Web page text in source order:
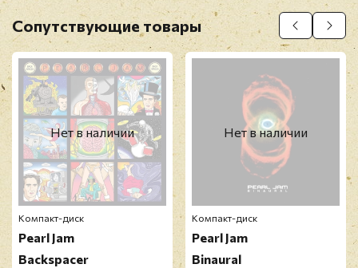
Оставить отзыв
Перед публикацией отзывы проходят
модерацию
Сопутствующие товары
Нет в наличии
Компакт-диск
Pearl Jam
Backspacer
Нет в наличии
Компакт-диск
Pearl Jam
Binaural